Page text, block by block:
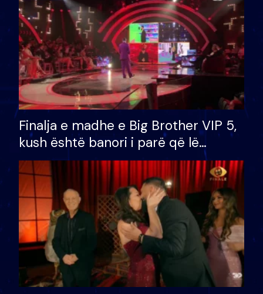
Finalja e madhe e Big Brother VIP 5,
kush është banori i parë që lë
shtëpinë dhe humb mundësinë për
të fituar çmimin e madh